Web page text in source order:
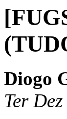
Diogo
Ter